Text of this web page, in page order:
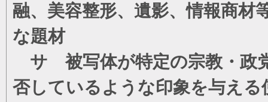
融、美容整形、遺影、情報商材
な題材
サ 被写体が特定の宗教・政
否しているような印象を与える